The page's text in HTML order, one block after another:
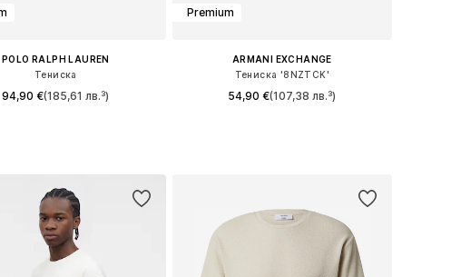
POLO RALPH LAUREN
Тениска
94,90 €(185,61 лв.³)
Premium
ARMANI EXCHANGE
Тениска '8NZTCK'
54,90 €(107,38 лв.³)